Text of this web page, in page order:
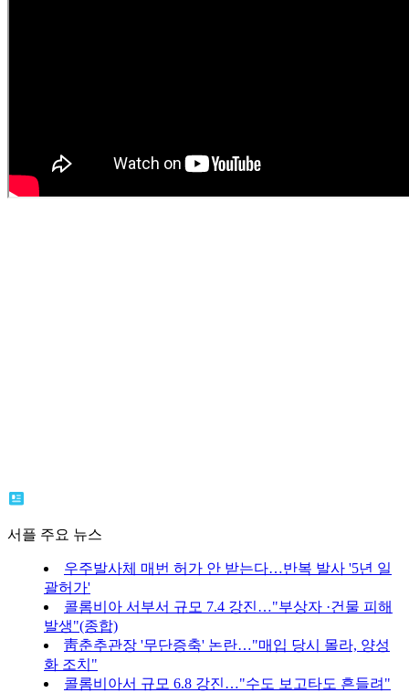
서플 주요 뉴스
우주발사체 매번 허가 안 받는다…반복 발사 '5년 일
괄허가'
콜롬비아 서부서 규모 7.4 강진…"부상자 ·건물 피해
발생"(종합)
靑춘추관장 '무단증축' 논란…"매입 당시 몰라, 양성
화 조치"
콜롬비아서 규모 6.8 강진…"수도 보고타도 흔들려"